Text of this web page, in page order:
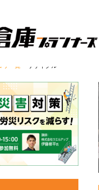
リ一覧 > リサイクル